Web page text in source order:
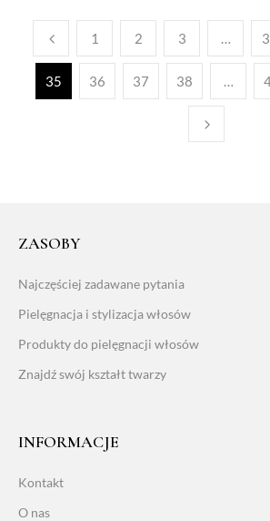
1 2 3
35 36 37 38
ZASOBY
Najczęściej zadawane pytania
Pielęgnacja i stylizacja włosów
Produkty do pielęgnacji włosów
Znajdź swój kształt twarzy
INFORMACJE
Kontakt
O nas